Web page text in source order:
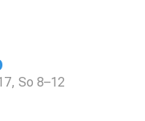
So 8–12